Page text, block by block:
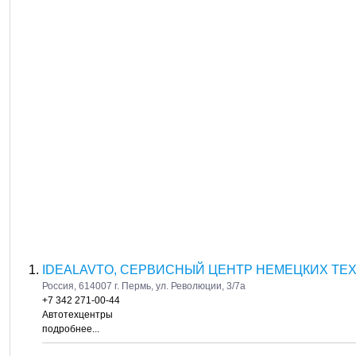
IDEALAVTO, СЕРВИСНЫЙ ЦЕНТР НЕМЕЦКИХ
Россия, 614007 г. Пермь, ул. Революции, 3/7а
+7 342 271-00-44
Автотехцентры
подробнее...